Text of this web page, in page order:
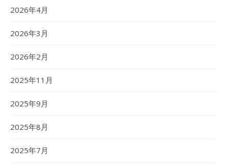
2026年4月
2026年3月
2026年2月
2025年11月
2025年9月
2025年8月
2025年7月